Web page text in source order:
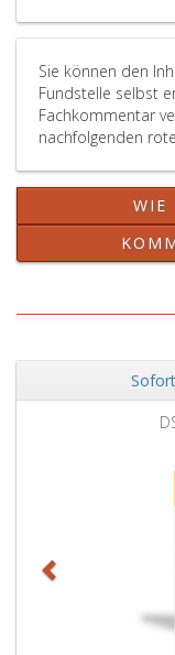
Sie können den
Fundstelle selbst
Fachkommentar
nachfolgenden
WIE